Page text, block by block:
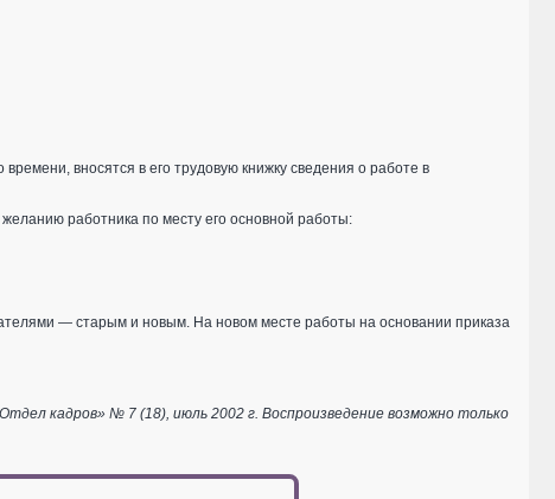
вносятся в его трудовую книжку сведения о работе в
работника по месту его основной работы:
— старым и новым. На новом месте работы на основании приказа
кадров» № 7 (18), июль 2002 г. Воспроизведение возможно только